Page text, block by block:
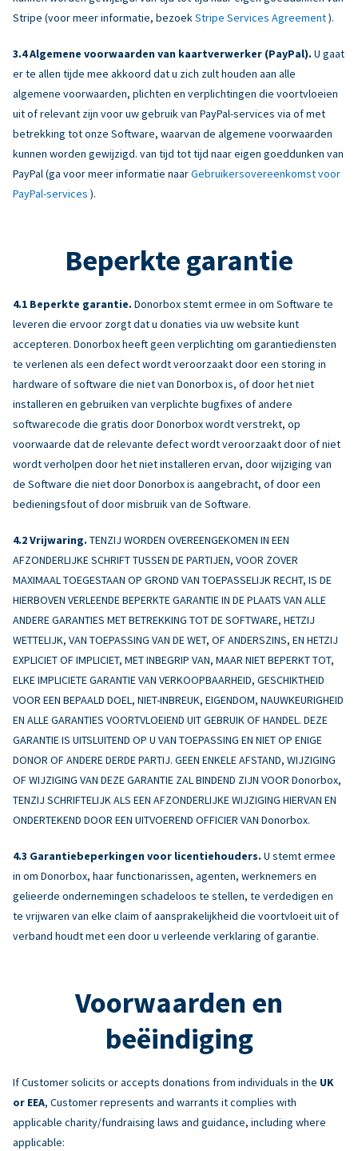
Stripe (voor meer informatie, bezoek Stripe Services Agreement).
Algemene voorwaarden van kaartverwerker (PayPal). U gaat
er te allen tijde mee akkoord dat u zich zult houden aan alle
algemene voorwaarden, plichten en verplichtingen die voortvloeien
uit of relevant zijn voor uw gebruik van PayPal-services via of met
betrekking tot onze Software, waarvan de algemene voorwaarden
kunnen worden gewijzigd. van tijd tot tijd naar eigen goeddunken van
PayPal (ga voor meer informatie naarGebruikersovereenkomst voor
PayPal-services ).
Beperkte garantie
Beperkte garantie. Donorbox stemt ermee in om Software te
leveren die ervoor zorgt dat u donaties via uw website kunt
accepteren. Donorbox heeft geen verplichting om garantiediensten
te verlenen als een defect wordt veroorzaakt door een storing in
hardware of software die niet van Donorbox is, of door het niet
installeren en gebruiken van verplichte bugfixes of andere
softwarecode die gratis door Donorbox wordt verstrekt, op
voorwaarde dat de relevante defect wordt veroorzaakt door of niet
wordt verholpen door het niet installeren ervan, door wijziging van
de Software die niet door Donorbox is aangebracht, of door een
bedieningsfout of door misbruik van de Software.
Vrijwaring. TENZIJ WORDEN OVEREENGEKOMEN IN EEN
AFZONDERLIJKE SCHRIFT TUSSEN DE PARTIJEN, VOOR ZOVER
MAXIMAAL TOEGESTAAN OP GROND VAN TOEPASSELIJK RECHT, IS DE
HIERBOVEN VERLEENDE BEPERKTE GARANTIE IN DE PLAATS VAN ALLE
ANDERE GARANTIES MET BETREKKING TOT DE SOFTWARE, HETZIJ
WETTELIJK, VAN TOEPASSING VAN DE WET, OF ANDERSZINS, EN HETZIJ
EXPLICIET OF IMPLICIET, MET INBEGRIP VAN, MAAR NIET BEPERKT TOT,
ELKE IMPLICIETE GARANTIE VAN VERKOOPBAARHEID, GESCHIKTHEID
VOOR EEN BEPAALD DOEL, NIET-INBREUK, EIGENDOM, NAUWKEURIGHEID
EN ALLE GARANTIES VOORTVLOEIEND UIT GEBRUIK OF HANDEL. DEZE
GARANTIE IS UITSLUITEND OP U VAN TOEPASSING EN NIET OP ENIGE
DONOR OF ANDERE DERDE PARTIJ. GEEN ENKELE AFSTAND, WIJZIGING
OF WIJZIGING VAN DEZE GARANTIE ZAL BINDEND ZIJN VOOR Donorbox,
TENZIJ SCHRIFTELIJK ALS EEN AFZONDERLIJKE WIJZIGING HIERVAN EN
ONDERTEKEND DOOR EEN UITVOEREND OFFICIER VAN Donorbox.
Garantiebeperkingen voor licentiehouders. U stemt ermee
in om Donorbox, haar functionarissen, agenten, werknemers en
gelieerde ondernemingen schadeloos te stellen, te verdedigen en
te vrijwaren van elke claim of aansprakelijkheid die voortvloeit uit of
verband houdt met een door u verleende verklaring of garantie.
Voorwaarden en
beëindiging
If Customer solicits or accepts donations from individuals in the UK
or EEA, Customer represents and warrants it complies with
applicable charity/fundraising laws and guidance, including where
applicable: